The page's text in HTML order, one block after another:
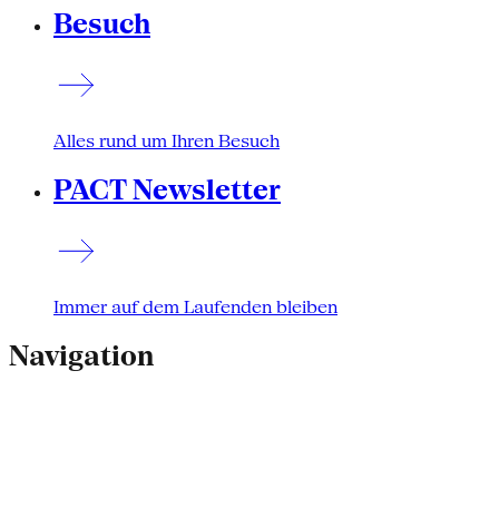
Besuch
Alles rund um Ihren Besuch
PACT Newsletter
Immer auf dem Laufenden bleiben
Navigation